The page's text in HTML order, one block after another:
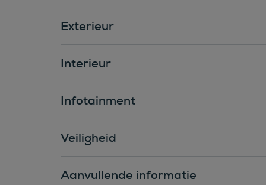
Exterieur
Interieur
Infotainment
Veiligheid
Aanvullende informatie